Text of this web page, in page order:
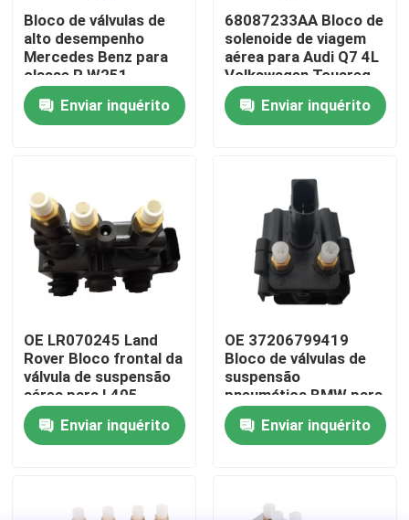
Produtos
Vídeos
Visita à fábrica
Controle de qualidade
Contacte-nos
Notícias
Sistema de suspensão pneumática do automóvel
Bloco de válvulas de
alto desempenho
Mercedes Benz para
classe R W251
2513200158
Enviar inquérito
68087233AA Bloco de
solenoide de viagem
aérea para Audi Q7 4L
Volkswagen Touareg
Porsche Cayenne 955
Enviar inquérito
OE LR070245 Land
Rover Bloco frontal da
válvula de suspensão
aérea para L405
Range Rover
Enviar inquérito
OE 37206799419
Bloco de válvulas de
suspensão
pneumática BMW para
X5 E70 X6 E71 E72
Enviar inquérito